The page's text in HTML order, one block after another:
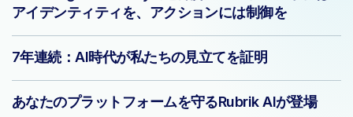
アイデンティティを、アクションには制御を
7年連続：AI時代が私たちの見立てを証明
あなたのプラットフォームを守るRubrik AIが登場